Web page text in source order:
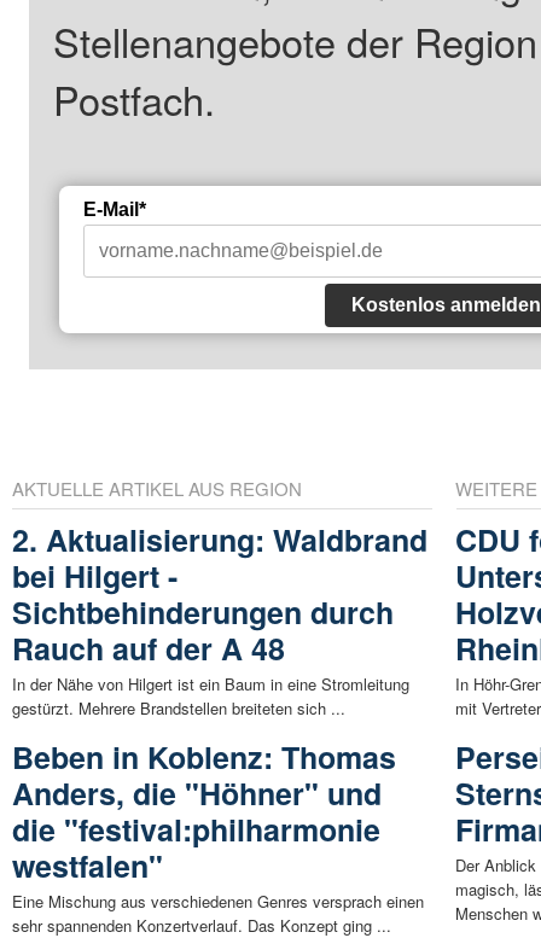
Stellenangebote der
Postfach.
E-Mail*
Kostenlos anmelden
AKTUELLE ARTIKEL AUS REGION
2. Aktualisierung: Waldbrand
bei Hilgert -
Sichtbehinderungen durch
Rauch auf der A 48
In der Nähe von Hilgert ist ein Baum in eine Stromleitung
gestürzt. Mehrere Brandstellen breiteten sich ...
Beben in Koblenz: Thomas
Anders, die "Höhner" und
die "festival:philharmonie
westfalen"
Eine Mischung aus verschiedenen Genres versprach einen
sehr spannenden Konzertverlauf. Das Konzept ging ...
CDU
In Höhr-
mit
Der
magisch,
Menschen